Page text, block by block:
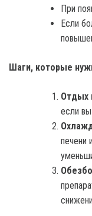
При
Если
Шаги, которые
Отдых
если
печени